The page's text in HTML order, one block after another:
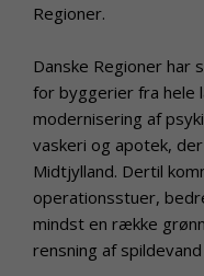
Regioner.
Danske Regioner har
for byggerier fra hele
modernisering af
vaskeri og apotek,
Midtjylland. Dertil
operationsstuer,
mindst en række
rensning af